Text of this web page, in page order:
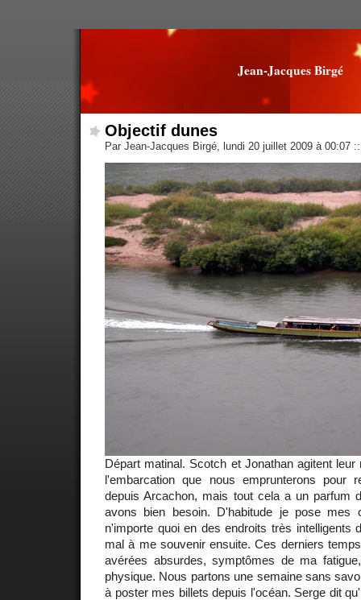
Jean-Jacques Birgé
Objectif dunes
Par Jean-Jacques Birgé, lundi 20 juillet 2009 à 00:07 ::
Départ matinal. Scotch et Jonathan agitent
l'embarcation que nous emprunterons pour
depuis Arcachon, mais tout cela a un parfum
avons bien besoin. D'habitude je pose mes
n'importe quoi en des endroits très intelligents
mal à me souvenir ensuite. Ces derniers
avérées absurdes, symptômes de ma
physique. Nous partons une semaine sans
à poster mes billets depuis l'océan. Serge dit